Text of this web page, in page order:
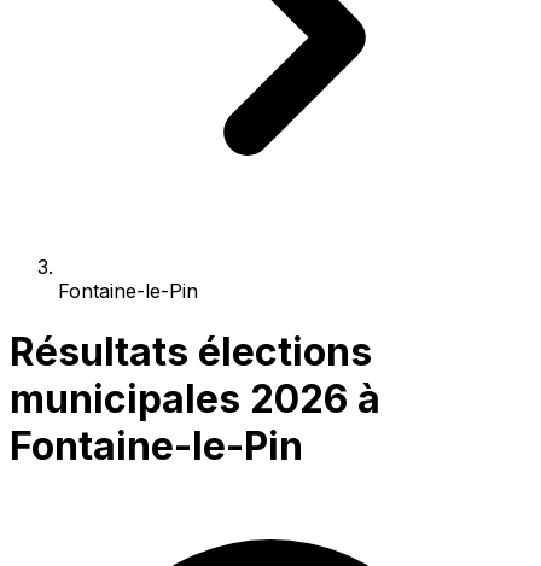
Fontaine-le-Pin
Résultats élections
municipales 2026 à
Fontaine-le-Pin